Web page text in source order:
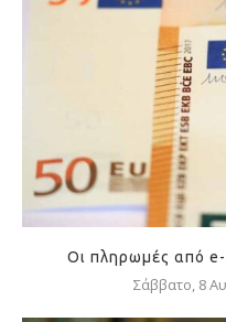
Οι πληρωμές από
Σάββατο, 8